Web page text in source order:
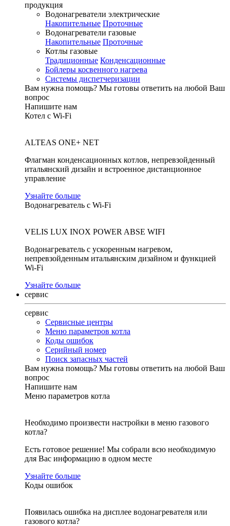
продукция
Водонагреватели электрические
Накопительные Проточные
Водонагреватели газовые
Накопительные Проточные
Котлы газовые
Традиционные Конденсационные
Бойлеры косвенного нагрева
Системы диспетчеризации
Вам нужна помощь? Мы готовы ответить на любой Ваш
вопрос
Напишите нам
Котел с Wi-Fi
ALTEAS ONE+ NET
Флагман конденсационных котлов, непревзойденный
итальянский дизайн и встроенное дистанционное
управление
Узнайте больше
Водонагреватель с Wi-Fi
VELIS LUX INOX POWER ABSE WIFI
Водонагреватель с ускоренным нагревом,
непревзойденным итальянским дизайном и функцией
Wi-Fi
Узнайте больше
сервис
сервис
Сервисные центры
Меню параметров котла
Коды ошибок
Серийный номер
Поиск запасных частей
Вам нужна помощь? Мы готовы ответить на любой Ваш
вопрос
Напишите нам
Меню параметров котла
Необходимо произвести настройки в меню газового
котла?
Есть готовое решение! Мы собрали всю необходимую
для Вас информацию в одном месте
Узнайте больше
Коды ошибок
Появилась ошибка на дисплее водонагревателя или
газового котла?